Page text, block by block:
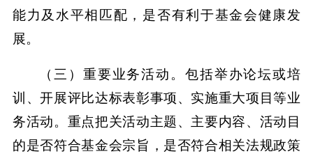
能力及水平相匹配，是否有利于基金会健康发
展。
（三）重要业务活动。包括举办论坛或培
训、开展评比达标表彰事项、实施重大项目等业
务活动。重点把关活动主题、主要内容、活动目
的是否符合基金会宗旨，是否符合相关法规政策